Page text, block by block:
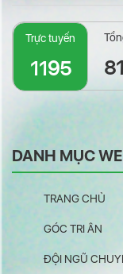
Trực tuyến
1195
DANH MỤC
TRANG CHỦ
GÓC TRI ÂN
ĐỘI NGŨ